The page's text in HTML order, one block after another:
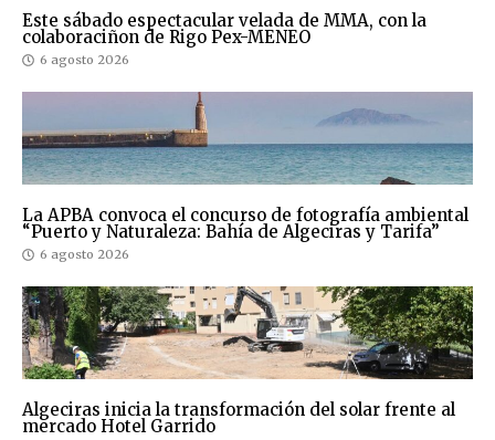
Este sábado espectacular velada de MMA, con la
colaboraciñon de Rigo Pex-MENEO
6 agosto 2026
La APBA convoca el concurso de fotografía ambiental
“Puerto y Naturaleza: Bahía de Algeciras y Tarifa”
6 agosto 2026
Algeciras inicia la transformación del solar frente al
mercado Hotel Garrido